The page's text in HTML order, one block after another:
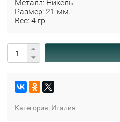
Металл: Никель
Размер: 21 мм.
Вес: 4 гр.
Категория: Италия